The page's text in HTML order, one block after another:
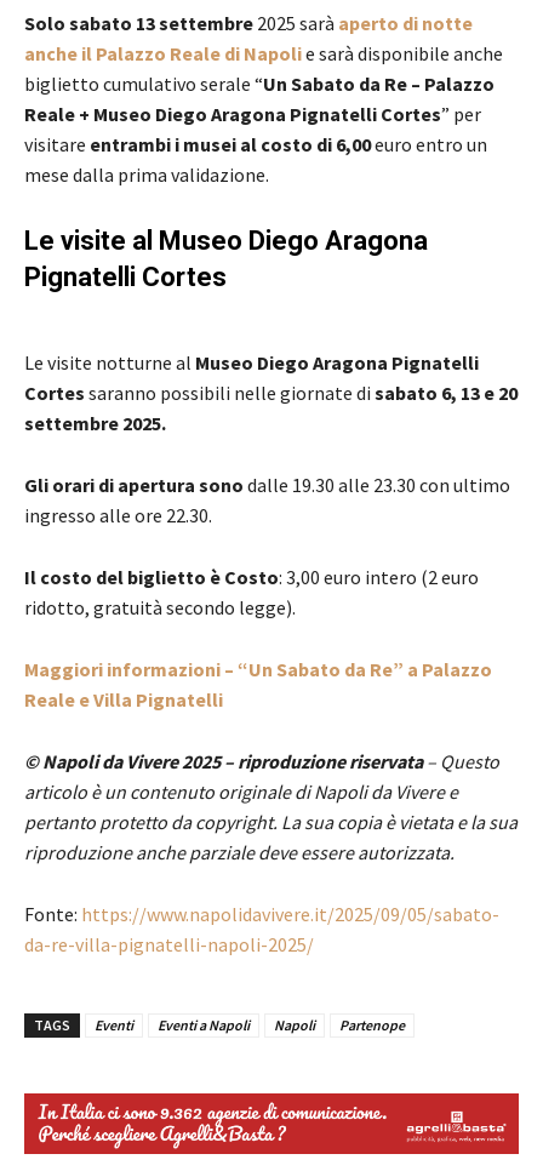
Solo sabato 13 settembre 2025 sarà aperto di notte
anche il Palazzo Reale di Napolie sarà disponibile anche
biglietto cumulativo serale “Un Sabato da Re – Palazzo
Reale + Museo Diego Aragona Pignatelli Cortes” per
visitare entrambi i musei al costo di 6,00euro entro un
mese dalla prima validazione.
Le visite al Museo Diego Aragona
Pignatelli Cortes
Le visite notturne al Museo Diego Aragona Pignatelli
Cortes saranno possibili nelle giornate di sabato 6, 13 e 20
settembre 2025.
Gli orari di apertura sono dalle 19.30 alle 23.30 con ultimo
ingresso alle ore 22.30.
Il costo del biglietto è Costo: 3,00 euro intero (2 euro
ridotto, gratuità secondo legge).
Maggiori informazioni – “Un Sabato da Re” a Palazzo
Reale e Villa Pignatelli
© Napoli da Vivere 2025 – riproduzione riservata– Questo
articolo è un contenuto originale di Napoli da Vivere e
pertanto protetto da copyright. La sua copia è vietata e la sua
riproduzione anche parziale deve essere autorizzata.
Fonte: https://www.napolidavivere.it/2025/09/05/sabato-
da-re-villa-pignatelli-napoli-2025/
TAGS Eventi Eventi a Napoli Napoli Partenope